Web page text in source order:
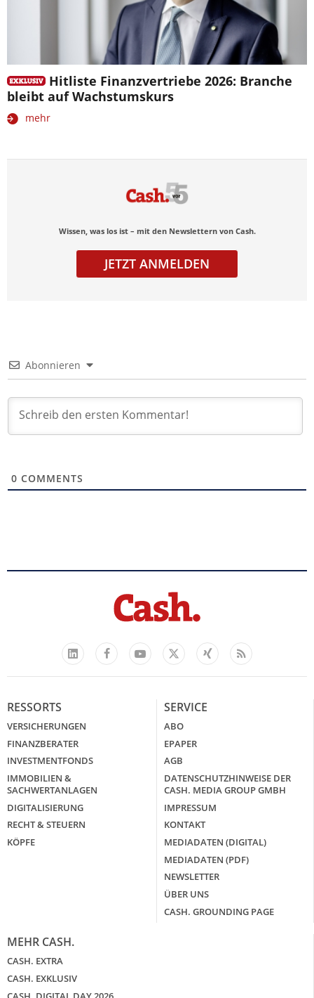
Hitliste Finanzvertriebe 2026: Branche
bleibt auf Wachstumskurs
mehr
Wissen, was los ist – mit den Newslettern von Cash.
JETZT ANMELDEN
Abonnieren
0 COMMENTS
LinkedIn
FacebookYouTube
X
Xing Feed
RESSORTS
VERSICHERUNGEN
FINANZBERATER
INVESTMENTFONDS
IMMOBILIEN &
SACHWERTANLAGEN
DIGITALISIERUNG
RECHT & STEUERN
KÖPFE
SERVICE
ABO
EPAPER
AGB
DATENSCHUTZHINWEISE DER
CASH. MEDIA GROUP GMBH
IMPRESSUM
KONTAKT
MEDIADATEN (DIGITAL)
MEDIADATEN (PDF)
NEWSLETTER
ÜBER UNS
CASH. GROUNDING PAGE
MEHR CASH.
CASH. EXTRA
CASH. EXKLUSIV